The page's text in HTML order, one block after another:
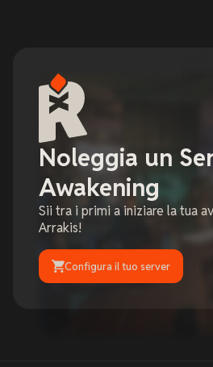
Noleggia un
Awakening
Sii tra i primi a iniziare la tua
Arrakis!
Configura il tuo server